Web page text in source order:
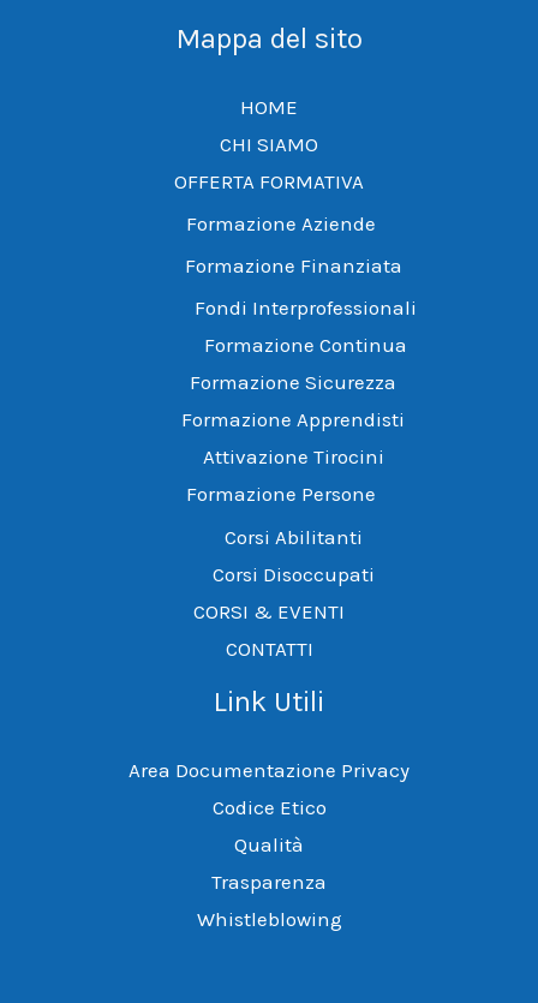
Mappa del sito
HOME
CHI SIAMO
OFFERTA FORMATIVA
Formazione Aziende
Formazione Finanziata
Fondi Interprofessionali
Formazione Continua
Formazione Sicurezza
Formazione Apprendisti
Attivazione Tirocini
Formazione Persone
Corsi Abilitanti
Corsi Disoccupati
CORSI & EVENTI
CONTATTI
Link Utili
Area Documentazione Privacy
Codice Etico
Qualità
Trasparenza
Whistleblowing